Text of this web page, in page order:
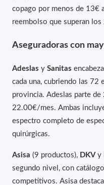
copago por menos de 13€
reembolso que superan
Aseguradoras con
Adeslas y Sanitas
cada una, cubriendo las 72
provincia. Adeslas parte
22.00€/mes. Ambas
espectro completo de
quirúrgicas.
Asisa (9 productos), DKVy
segundo nivel, con
competitivos. Asisa